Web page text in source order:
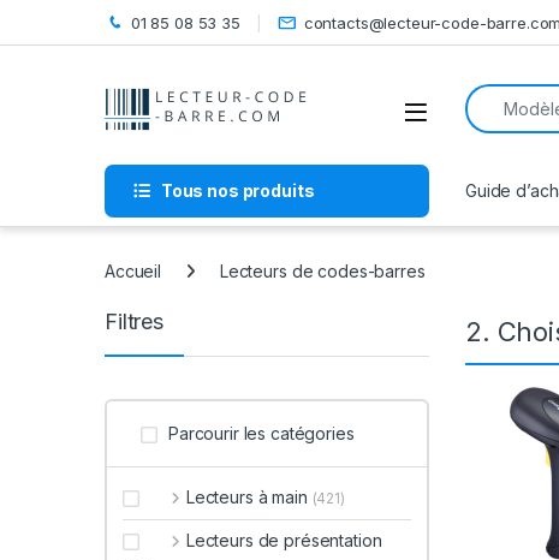
Skip to navigation
Skip to content 01 85 08 53 35 contacts@lecteur-code-barre.com
Open
Tous nos produits Guide
Accueil Lecteurs de codes-barres
2.
Filtres
Parcourir les catégories
Lecteurs à main (421)
Lecteurs de présentation